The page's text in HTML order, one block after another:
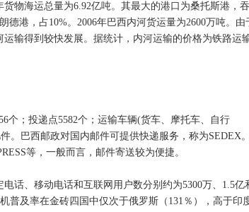
物海运总量为6.92亿吨。其最大的港口为桑托斯港，
德港，占10%。2006年巴西内河货运量为2600万吨。由
输得到较快发展。据统计，内河运输的价格为铁路运
个；投递点5582个；运输车辆(货车、摩托车、自行
。巴西邮政对国内邮件可提供快递服务，称为SEDEX
等，一般而言，邮件寄送较为便捷。
话、移动电话和互联网用户数分别约为5300万、1.5亿
普及率在金砖四国中仅次于俄罗斯（131％），高于印